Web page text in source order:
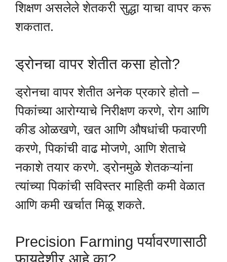
शिक्षण असलेले शेतकरी सुद्धा याचा वापर करू
शकतात.
ड्रोनचा वापर शेतीत कसा होतो?
ड्रोनचा वापर शेतीत अनेक प्रकारे होतो –
पिकांच्या आरोग्याचे निरीक्षण करणे, रोग आणि
कीड ओळखणे, खत आणि औषधांची फवारणी
करणे, पिकांची वाढ मोजणे, आणि शेताचे
नकाशे तयार करणे. ड्रोनमुळे शेतकऱ्यांना
त्यांच्या पिकांची सविस्तर माहिती कमी वेळात
आणि कमी खर्चात मिळू शकते.
Precision Farming पर्यावरणासाठी